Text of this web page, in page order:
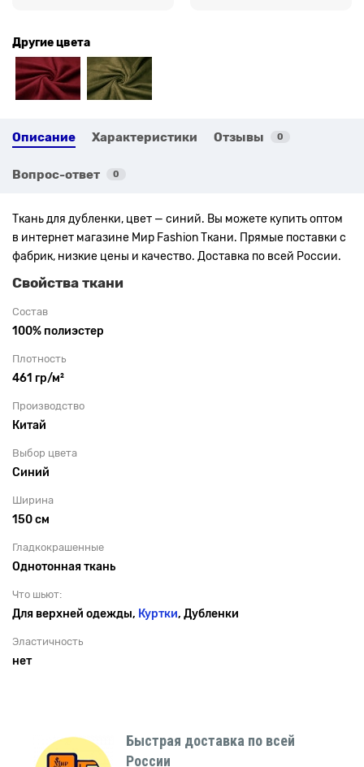
Другие цвета
Описание Характеристики Отзывы 0
Вопрос-ответ 0
Ткань для дубленки, цвет — синий. Вы можете купить оптом
в интернет магазине Мир Fashion Ткани. Прямые поставки с
фабрик, низкие цены и качество. Доставка по всей России.
Свойства ткани
Состав
100% полиэстер
Плотность
461 гр/м²
Производство
Китай
Выбор цвета
Синий
Ширина
150 см
Гладкокрашенные
Однотонная ткань
Что шьют:
Для верхней одежды, Куртки, Дубленки
Эластичность
нет
Быстрая доставка по всей
России